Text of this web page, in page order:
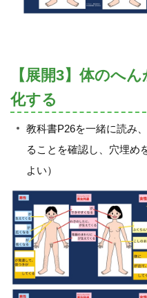
【展開3】体のへ
化する
教科書P26を一緒に読み
ることを確認し、穴埋め
よい）